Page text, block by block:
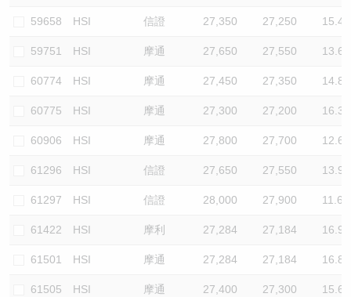
59658 HSI 信證 27,350 27,250 15.4
59751 HSI 摩通 27,650 27,550 13.6
60774 HSI 摩通 27,450 27,350 14.8
60775 HSI 摩通 27,300 27,200 16.3
60906 HSI 摩通 27,800 27,700 12.6
61296 HSI 信證 27,650 27,550 13.9
61297 HSI 信證 28,000 27,900 11.6
61422 HSI 摩利 27,284 27,184 16.9
61501 HSI 摩通 27,284 27,184 16.8
61505 HSI 摩通 27,400 27,300 15.6